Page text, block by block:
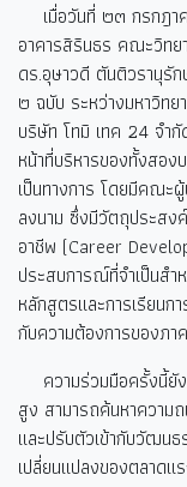
เมื่อวันที่ ๒๓ กรกฎา
อาคารสิรินธร คณะวิทย
ดร.อุษาวดี ตันติวรานุรั
๒ ฉบับ ระหว่างมหาวิท
บริษัท โทมิ เทค 24 จำ
หน้าที่บริหารของทั้งสอ
เป็นทางการ โดยมีคณะ
ลงนาม ซึ่งมีวัตถุประสง
อาชีพ (Career
ประสบการณ์ที่จำเป็นส
หลักสูตรและการเรียน
กับความต้องการของภา
ความร่วมมือครั้งนี้ยั
สูง สามารถค้นหาความ
และปรับตัวเข้ากับวัฒน
เปลี่ยนแปลงของตลาดแ